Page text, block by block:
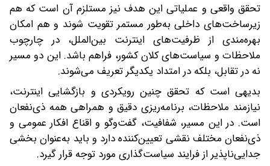
تحقق واقعی و عملیاتی این هدف نیز مستلزم آن است که هم
زیرساخت‌های داخلی به‌طور مستمر تقویت شوند و هم امکان
بهره‌مندی از ظرفیت‌های اینترنت بین‌الملل، در چارچوب
ملاحظات و سیاست‌های کلان کشور، فراهم باشد. این دو مسیر
نه در تقابل، بلکه در امتداد یکدیگر تعریف می‌شوند.
بدیهی است که تحقق چنین رویکردی و بازگشایی اینترنت،
نیازمند ملاحظات، برنامه‌ریزی دقیق و همراهی همه ذی‌نفعان
است. در این مسیر، شفافیت، گفت‌وگو و اقناع افکار عمومی و
ذی‌نفعان مختلف نقشی تعیین‌کننده دارد و باید به‌عنوان بخشی
جدایی‌ناپذیر از فرایند سیاست‌گذاری مورد توجه قرار گیرد.